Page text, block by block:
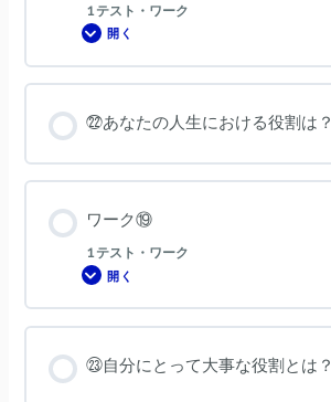
1 テスト・ワーク
開く
ワ
ク
⑱
㉒あなたの人生における役割は？
ワーク⑲
1 テスト・ワーク
開く
ワ
ク
⑲
㉓自分にとって大事な役割とは？